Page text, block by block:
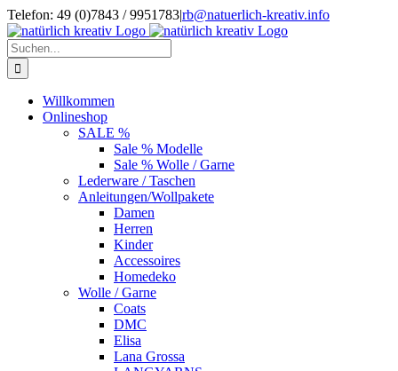
Zum
Inhalt
springen
Telefon: 49 (0)7843 / 9951783|rb@natuerlich-kreativ.info
Suche
nach:
Willkommen
Onlineshop
SALE %
Sale % Modelle
Sale % Wolle / Garne
Lederware / Taschen
Anleitungen/Wollpakete
Damen
Herren
Kinder
Accessoires
Homedeko
Wolle / Garne
Coats
DMC
Elisa
Lana Grossa